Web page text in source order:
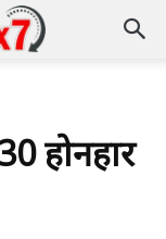
होनहार